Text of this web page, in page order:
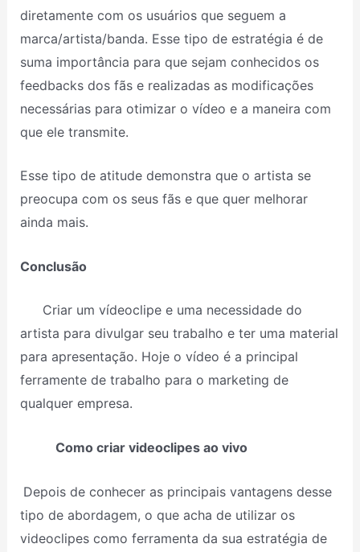
diretamente com os usuários que seguem a
marca/artista/banda. Esse tipo de estratégia é de
suma importância para que sejam conhecidos os
feedbacks dos fãs e realizadas as modificações
necessárias para otimizar o vídeo e a maneira com
que ele transmite.
Esse tipo de atitude demonstra que o artista se
preocupa com os seus fãs e que quer melhorar
ainda mais.
Conclusão
Criar um vídeoclipe e uma necessidade do
artista para divulgar seu trabalho e ter uma material
para apresentação. Hoje o vídeo é a principal
ferramente de trabalho para o marketing de
qualquer empresa.
Como criar videoclipes ao vivo
Depois de conhecer as principais vantagens desse
tipo de abordagem, o que acha de utilizar os
videoclipes como ferramenta da sua estratégia de